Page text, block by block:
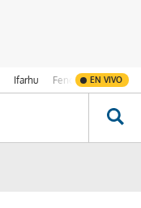
Ifarhu Fenómeno de El
EN VIVO